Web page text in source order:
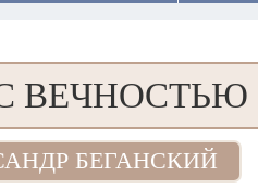
ВЕЧНОСТЬЮ
БЕГАНСКИЙ